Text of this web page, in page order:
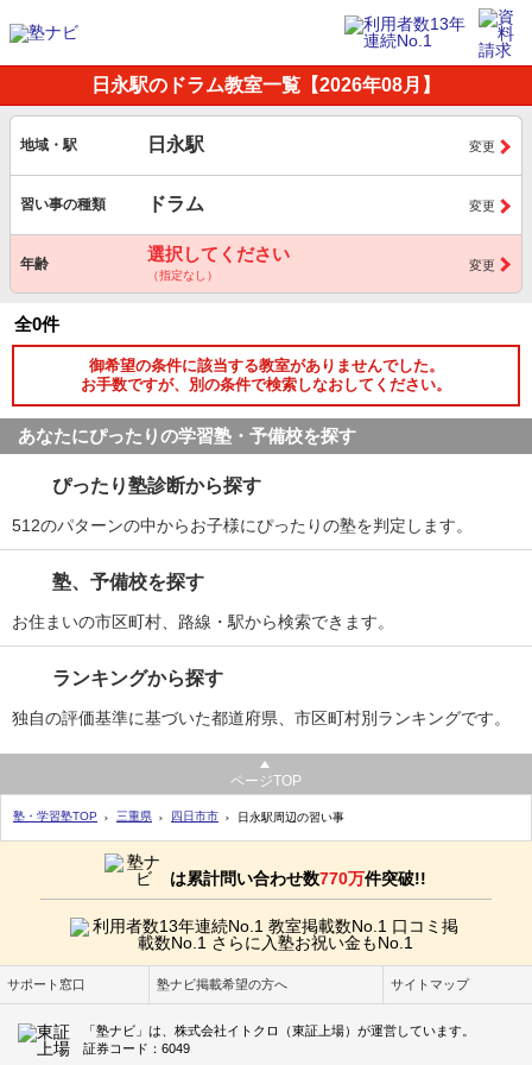
日永駅のドラム教室一覧【2026年08月】
地域・駅 日永駅 変更
習い事の種類 ドラム 変更
年齢 選択してください
（指定なし）
変更
全0件
御希望の条件に該当する教室がありませんでした。
お手数ですが、別の条件で検索しなおしてください。
あなたにぴったりの学習塾・予備校を探す
ぴったり塾診断から探す
512のパターンの中からお子様にぴったりの塾を判定します。
塾、予備校を探す
お住まいの市区町村、路線・駅から検索できます。
ランキングから探す
独自の評価基準に基づいた都道府県、市区町村別ランキングです。
ページTOP
塾・学習塾TOP 三重県 四日市市 日永駅周辺の習い事
は累計問い合わせ数770万件突破!!
サポート窓口 塾ナビ掲載希望の方へ サイトマップ
「塾ナビ」は、株式会社イトクロ（東証上場）が運営しています。
証券コード：6049